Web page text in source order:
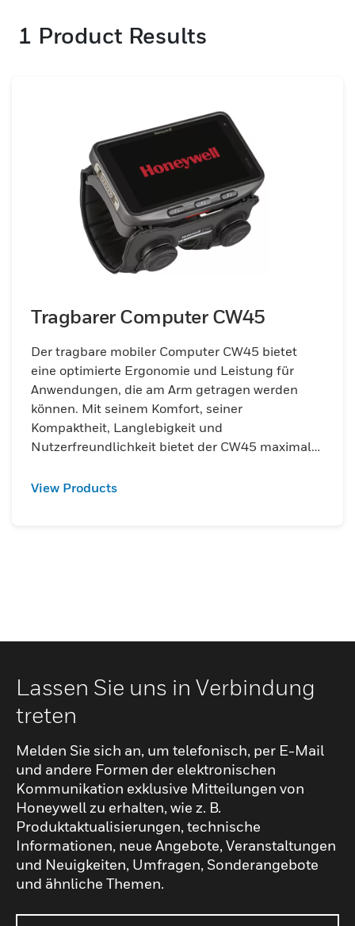
Computern mit vollem Funktionsumfang,
1 Product Results
Tragbarer Computer CW45
Der tragbare mobiler Computer CW45 bietet
eine optimierte Ergonomie und Leistung für
Anwendungen, die am Arm getragen werden
können. Mit seinem Komfort, seiner
Kompaktheit, Langlebigkeit und
Nutzerfreundlichkeit bietet der CW45 maximale
View Products
Lassen Sie uns in Verbindung
treten
Melden Sie sich an, um telefonisch, per E-Mail
und andere Formen der elektronischen
Kommunikation exklusive Mitteilungen von
Honeywell zu erhalten, wie z. B.
Produktaktualisierungen, technische
Informationen, neue Angebote, Veranstaltungen
und Neuigkeiten, Umfragen, Sonderangebote
und ähnliche Themen.